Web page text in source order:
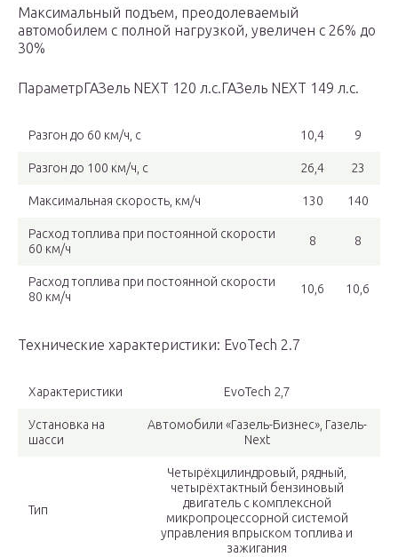
Максимальный подъем, преодолеваемый
автомобилем с полной нагрузкой, увеличен c 26% до
30%
ПараметрГАЗель NEXT 120 л.с.ГАЗель NEXT 149 л.с.
Разгон до 60 км/ч, с 10,4 9
Разгон до 100 км/ч, с 26,4 23
Максимальная скорость, км/ч 130 140
Расход топлива при постоянной скорости
60 км/ч
8 8
Расход топлива при постоянной скорости
80 км/ч
10,6 10,6
Технические характеристики: EvoTech 2.7
Характеристики EvoTech 2,7
Установка на
шасси
Автомобили «Газель-Бизнес», Газель-
Next
Тип
Четырёхцилиндровый, рядный,
четырёхтактный бензиновый
двигатель с комплексной
микропроцессорной системой
управления впрыском топлива и
зажигания